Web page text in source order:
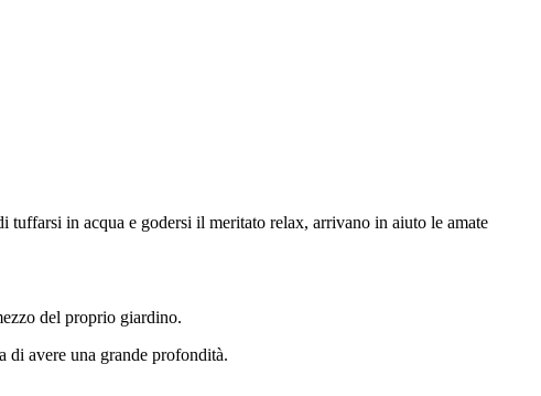
tuffarsi in acqua e godersi il meritato relax, arrivano in aiuto le amate
del proprio giardino.
di avere una grande profondità.